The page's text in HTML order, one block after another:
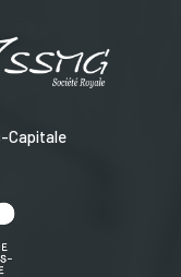
Capitale